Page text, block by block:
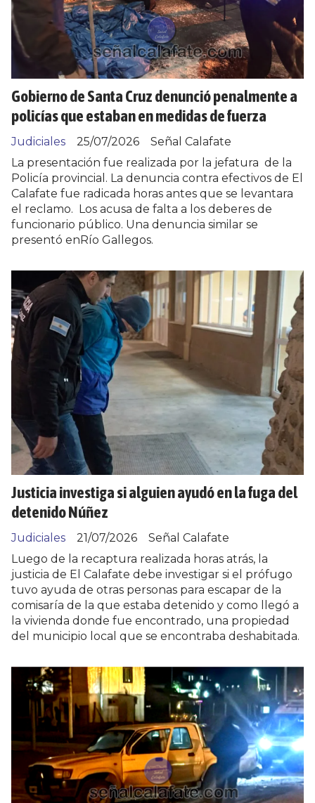
Gobierno de Santa Cruz denunció penalmente a
policías que estaban en medidas de fuerza
Señal Calafate
Judiciales
25/07/2026
La presentación fue realizada por la jefatura de la
Policía provincial. La denuncia contra efectivos de El
Calafate fue radicada horas antes que se levantara
el reclamo. Los acusa de falta a los deberes de
funcionario público. Una denuncia similar se
presentó enRío Gallegos.
Justicia investiga si alguien ayudó en la fuga del
detenido Núñez
Señal Calafate
Judiciales
21/07/2026
Luego de la recaptura realizada horas atrás, la
justicia de El Calafate debe investigar si el prófugo
tuvo ayuda de otras personas para escapar de la
comisaría de la que estaba detenido y como llegó a
la vivienda donde fue encontrado, una propiedad
del municipio local que se encontraba deshabitada.